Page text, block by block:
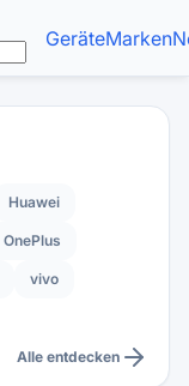
GeräteMarken
Huawei
OnePlus
vivo
Alle entdecken